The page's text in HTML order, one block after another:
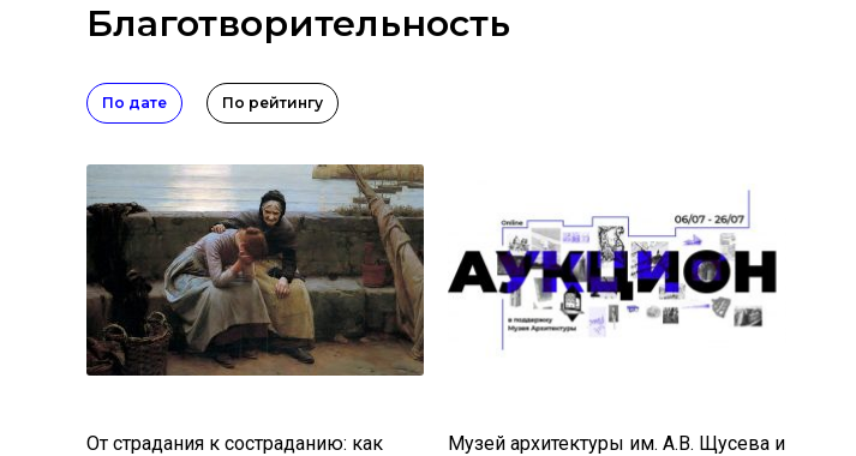
Благотворительность
По дате По рейтингу
От страдания к состраданию: как
Музей архитектуры им. А.В. Щусева и